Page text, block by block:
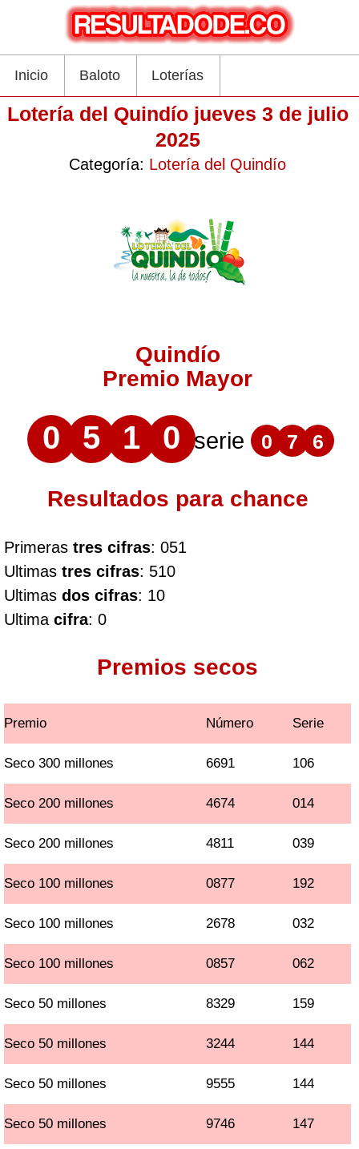
Inicio Baloto Loterías
Lotería del Quindío jueves 3 de julio
2025
Categoría: Lotería del Quindío
Quindío
Premio Mayor
0 5 1 0 serie 0 7 6
Resultados para chance
Primeras tres cifras: 051
Ultimas tres cifras: 510
Ultimas dos cifras: 10
Ultima cifra: 0
Premios secos
Premio Número Serie
Seco 300 millones 6691 106
Seco 200 millones 4674 014
Seco 200 millones 4811 039
Seco 100 millones 0877 192
Seco 100 millones 2678 032
Seco 100 millones 0857 062
Seco 50 millones 8329 159
Seco 50 millones 3244 144
Seco 50 millones 9555 144
Seco 50 millones 9746 147